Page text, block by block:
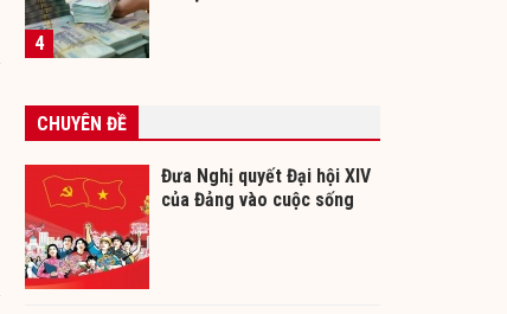
4
CHUYÊN ĐỀ
Đưa Nghị quyết Đại hội XIV
của Đảng vào cuộc sống